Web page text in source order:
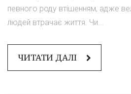
певного роду втішенням, адже
людей втрачає життя. Чи...
ЧИТАТИ ДАЛІ